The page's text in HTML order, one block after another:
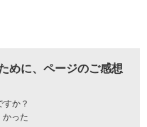
めに、ページのご感想
か？
かった